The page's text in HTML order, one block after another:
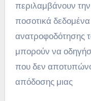
περιλαμβάνουν
ποσοτικά
ανατροφοδότησης
μπορούν να
που δεν
απόδοσης μιας